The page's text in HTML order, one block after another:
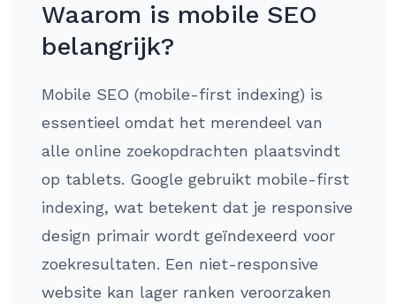
Waarom is mobile SEO
belangrijk?
Mobile SEO (mobile-first indexing) is
essentieel omdat het merendeel van
alle online zoekopdrachten plaatsvindt
op tablets. Google gebruikt mobile-first
indexing, wat betekent dat je responsive
design primair wordt geïndexeerd voor
zoekresultaten. Een niet-responsive
website kan lager ranken veroorzaken